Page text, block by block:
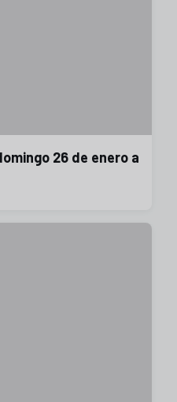
26 de enero a